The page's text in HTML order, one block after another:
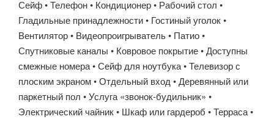
Сейф • Телефон • Кондиционер • Рабочий стол •
Гладильные принадлежности • Гостиный уголок •
Вентилятор • Видеопроигрыватель • Патио •
Спутниковые каналы • Ковровое покрытие • Доступны
смежные номера • Сейф для ноутбука • Телевизор с
плоским экраном • Отдельный вход • Деревянный или
паркетный пол • Услуга «звонок-будильник» •
Электрический чайник • Шкаф или гардероб • Терраса •